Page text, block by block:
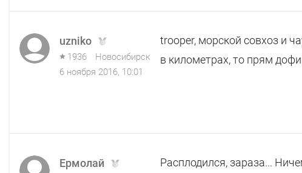
uzniko
1936
Новосибирск
6 ноября 2016, 10:01
trooper, морской совхоз и
в километрах, то прям
Ермолай
Расплодился, зараза...